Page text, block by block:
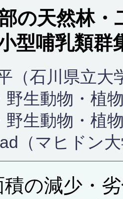
の天然林・
型哺乳類群
（石川県立大
野生動物・植
野生動物・植
（マヒドン
積の減少・